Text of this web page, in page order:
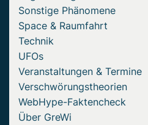
Sonstige Phänomene
Space & Raumfahrt
Technik
UFOs
Veranstaltungen & Termine
Verschwörungstheorien
WebHype-Faktencheck
Über GreWi